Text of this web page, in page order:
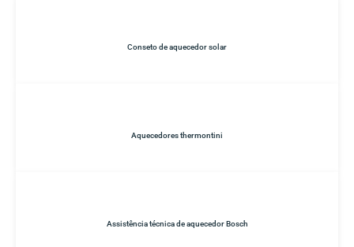
Conseto de aquecedor solar
Aquecedores thermontini
Assistência técnica de aquecedor Bosch